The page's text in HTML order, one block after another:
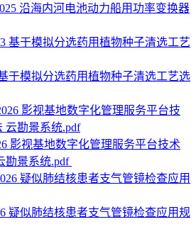
沿海内河电池动力船用功率变换器
于模拟分选药用植物种子清选工艺选
影视基地数字化管理服务平台技术
勘景系统.pdf
疑似肺结核患者支气管镜检查应用规